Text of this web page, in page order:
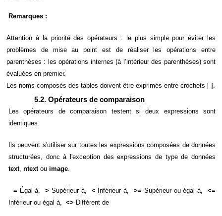
Remarques :
Attention à la priorité des opérateurs : le plus simple pour éviter les
problèmes de mise au point est de réaliser les opérations entre
parenthèses : les opérations internes (à l’intérieur des parenthèses) sont
évaluées en premier.
Les noms composés des tables doivent être exprimés entre crochets [ ].
5.2. Opérateurs de comparaison
Les opérateurs de comparaison testent si deux expressions sont
identiques.
Ils peuvent s'utiliser sur toutes les expressions composées de données
structurées, donc à l'exception des expressions de type de données
text, ntextou image.
= Égal à,> Supérieur à, < Inférieur à, >= Supérieur ou égal à,<=
Inférieur ou égal à, <> Différent de